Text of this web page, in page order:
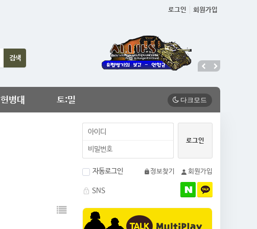
로그인 회원가입
헌병대 토:밀
자동로그인 정보찾기 회원가입
SNS